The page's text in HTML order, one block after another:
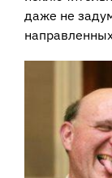
даже не